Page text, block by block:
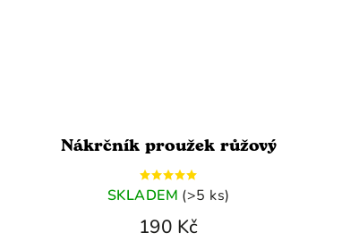
Nákrčník proužek růžový
SKLADEM (>5 ks)
190 Kč